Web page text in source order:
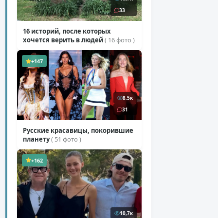
33
16 историй, после которых
хочется верить в людей( 16 фото )
+147
8,5к
31
Русские красавицы, покорившие
планету( 51 фото )
+162
10,7к